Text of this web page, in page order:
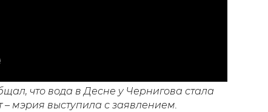
что вода в Десне у Чернигова стала
мэрия выступила с заявлением.